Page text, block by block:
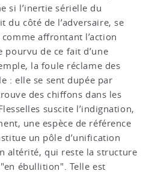
si l’inertie sérielle du
du côté de l’adversaire, se
affrontant l’action
pourvu de ce fait d’une
la foule réclame des
: elle se sent dupée par
des chiffons dans les
suscite l’indignation,
une espèce de référence
un pôle d’unification
altérité, qui reste la structure
ébullition". Telle est